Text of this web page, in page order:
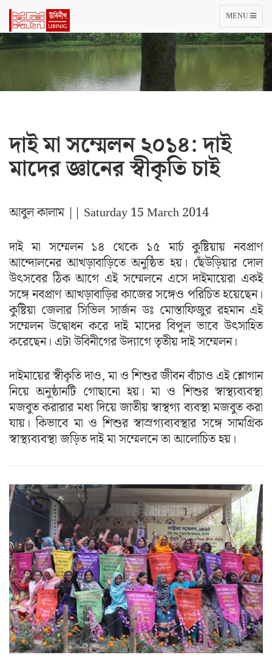
TOGGLE
NAVIGATION
MENU
দাই মা সম্মেলন ২০১৪: দাই
মাদের জ্ঞানের স্বীকৃতি চাই
আবুল কালাম || Saturday 15 March 2014
দাই মা সম্মেলন ১৪ থেকে ১৫ মার্চ কুষ্টিয়ায় নবপ্রাণ
আন্দোলনের আখড়াবাড়িতে অনুষ্ঠিত হয়। ছেঁউড়িয়ার দোল
উৎসবের ঠিক আগে এই সম্মেলনে এসে দাইমায়েরা একই
সঙ্গে নবপ্রাণ আখড়াবাড়ির কাজের সঙ্গেও পরিচিত হয়েছেন।
কুষ্টিয়া জেলার সিভিল সার্জন ডঃ মোস্তাফিজুর রহমান এই
সম্মেলন উদ্বোধন করে দাই মাদের বিপুল ভাবে উৎসাহিত
করেছেন। এটা উবিনীগের উদ্যাগে তৃতীয় দাই সম্মেলন।
দাইমায়ের স্বীকৃতি দাও, মা ও শিশুর জীবন বাঁচাও এই শ্লোগান
নিয়ে অনুষ্ঠানটি গোছানো হয়। মা ও শিশুর স্বাস্থ্যব্যবস্থা
মজবুত করারার মধ্য দিয়ে জাতীয় স্বাস্থগ্য ব্যবস্থা মজবুত করা
যায়। কিভাবে মা ও শিশুর স্বাস্রগ্যব্যবস্থার সঙ্গে সামগ্রিক
স্বাস্থ্যব্যবস্থা জড়িত দাই মা সম্মেলনে তা আলোচিত হয়।